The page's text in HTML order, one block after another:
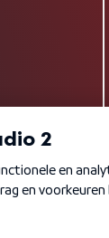
Privacybeleid